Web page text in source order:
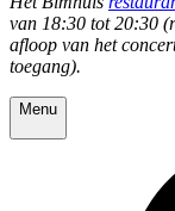
van 18:30 tot 20:30
afloop van het
toegang).
Menu